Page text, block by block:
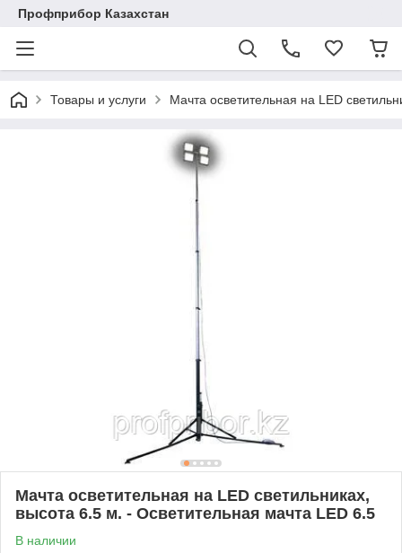
Профприбор Казахстан
Товары и услуги Мачта осветительная на LED
Мачта осветительная на LED светильниках,
высота 6.5 м. - Осветительная мачта LED 6.5
В наличии